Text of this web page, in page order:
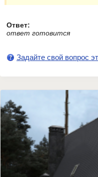
Ответ:
ответ готовится
Задайте свой вопрос